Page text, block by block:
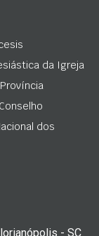
da Igreja
dos
- SC